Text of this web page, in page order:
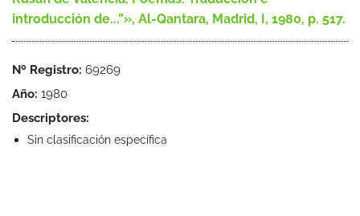
introducción de...”», Al-Qantara, Madrid, I, 1980, p. 517.
Nº Registro: 69269
Año: 1980
Descriptores:
Sin clasificación específica